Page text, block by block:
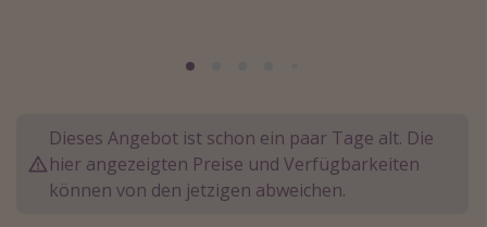
Kefalonia Urlaub
Krabi Urlaub
Dieses Angebot ist schon ein paar Tage alt. Die
hier angezeigten Preise und Verfügbarkeiten
können von den jetzigen abweichen.